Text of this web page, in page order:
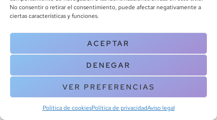
No consentir o retirar el consentimiento, puede afectar negativamente a
ciertas características y funciones.
ACEPTAR
DENEGAR
VER PREFERENCIAS
Política de cookiesPolítica de privacidadAviso legal
pedidos@canoalibros.com
+34 934 242 391
CONTACTO
Copyright © 2025 Canoa Libros. All Rights Reserved |
cookies
| Aviso legal